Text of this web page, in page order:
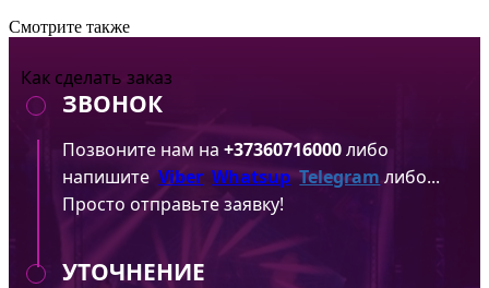
Смотрите также
Как сделать заказ
ЗВОНОК
Позвоните нам на+37360716000либо
напишите Viber Whatsup Telegram либо...
Просто отправьте заявку!
УТОЧНЕНИЕ